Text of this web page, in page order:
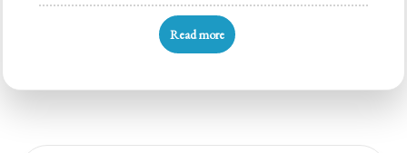
Read more